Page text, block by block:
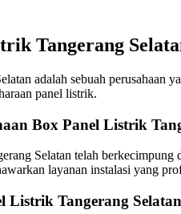
Tangerang
adalah sebuah perusahaan
panel listrik.
Box Panel Listrik
Selatan telah
layanan instalasi yang
Listrik Tangerang Selatan